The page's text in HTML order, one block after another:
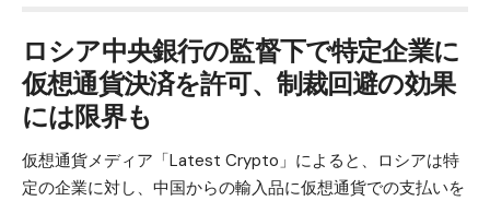
ロシア中央銀行の監督下で特定企業に
仮想通貨決済を許可、制裁回避の効果
には限界も
仮想通貨メディア「Latest Crypto」によると、ロシアは特
定の企業に対し、中国からの輸入品に仮想通貨での支払いを